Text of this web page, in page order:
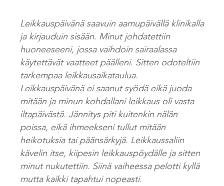
Leikkauspäivänä saavuin aamupäivällä klinikalla
ja kirjauduin sisään. Minut johdatettiin
huoneeseeni, jossa vaihdoin sairaalassa
käytettävät vaatteet päälleni. Sitten odoteltiin
tarkempaa leikkausaikataulua.
Leikkauspäivänä ei saanut syödä eikä juoda
mitään ja minun kohdallani leikkaus oli vasta
iltapäivästä. Jännitys piti kuitenkin nälän
poissa, eikä ihmeekseni tullut mitään
heikotuksia tai päänsärkyjä. Leikkaussaliin
kävelin itse, kiipesin leikkauspöydälle ja sitten
minut nukutettiin. Siinä vaiheessa pelotti kyllä
mutta kaikki tapahtui nopeasti.